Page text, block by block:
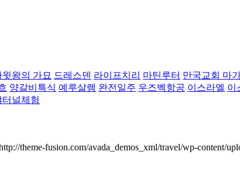
윗왕의 가묘 드레스덴 라이프치리 마틴루터 만국교회 마
양갈비특식 예루살렘 완전일주 우즈벡항공 이스라엘 이
널체험
theme-fusion.com/avada_demos_xml/travel/wp-content/